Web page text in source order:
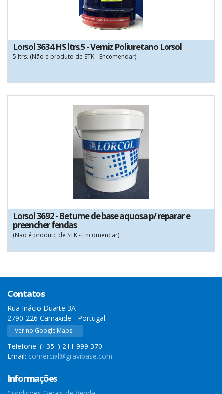
Lorsol 3634 HS ltrs.5 - Verniz Poliuretano Lorsol
5 ltrs. (Não é produto de STK - Encomendar)
Lorsol 3692 - Betume de base aquosa p/ reparar e
preencher fendas
(Não é produto de STK - Encomendar)
Contatos
Rua Inácio Duarte 3A
2790-226 Carnaxide - Portugal
Ver no Google Maps
Telefone: (+351) 211 999 370
Email: comercial@gravibase.com
Informações